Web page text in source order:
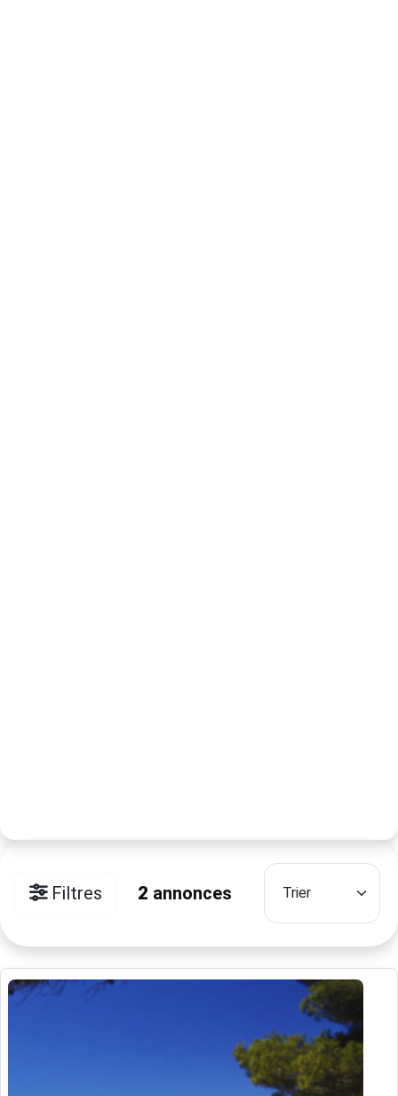
Filtres 2 annonces